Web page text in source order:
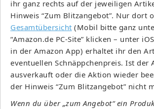
ihr ganz rechts auf der jeweiligen
Hinweis “Zum Blitzangebot”. Nur dort
Gesamtübersicht (Mobil bitte ganz
“Amazon.de PC-Site” klicken – unter
in der Amazon App) erhaltet ihr den
eventuellen Schnäppchenpreis. Ist der
ausverkauft oder die Aktion wieder
der Hinweis “Zum Blitzangebot” nicht
Wenn du über „zum Angebot“ ein